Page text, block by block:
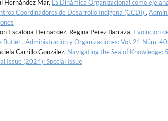
Hernández Mar, La Dinámica Organizacional como eje
Coordinadores de Desarrollo Indigena (CCDI) ,
Escalona Hernández, Regina Pérez Barraza, Evolución
Butler,Administración y Organizaciones: Vol. 21 Núm.
Carrillo González, Navigating the Sea of Knowledge:
Issue (2024): Special Issue